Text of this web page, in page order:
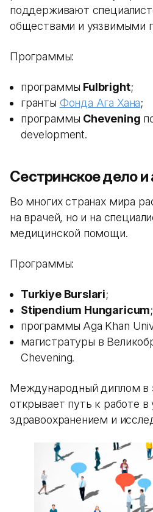
поддерживают
обществами и уязвимыми
Программы:
программы Fulbright;
гранты Фонда Ага Хана;
программы Chevening
development.
Сестринское дело
Во многих странах мира
на врачей, но и на
медицинской помощи.
Программы:
Turkiye Burslari;
Stipendium Hungaricum;
программы Aga Khan
магистратуры в
Chevening.
Международный диплом в
открывает путь к работе в
здравоохранением и